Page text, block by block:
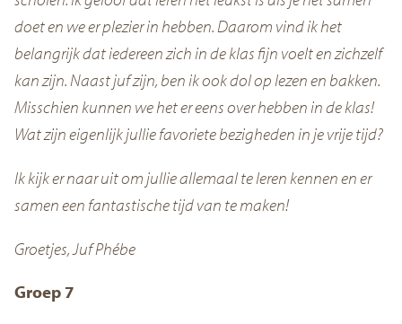
doet en we er plezier in hebben. Daarom vind ik het
belangrijk dat iedereen zich in de klas fijn voelt en zichzelf
kan zijn. Naast juf zijn, ben ik ook dol op lezen en bakken.
Misschien kunnen we het er eens over hebben in de klas!
Wat zijn eigenlijk jullie favoriete bezigheden in je vrije tijd?
Ik kijk er naar uit om jullie allemaal te leren kennen en er
samen een fantastische tijd van te maken!
Groetjes, Juf Phébe
Groep 7